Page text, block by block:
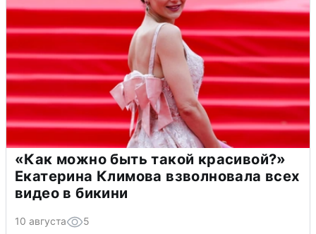
«Как можно быть такой красивой?»
Екатерина Климова взволновала всех
видео в бикини
10 августа 5